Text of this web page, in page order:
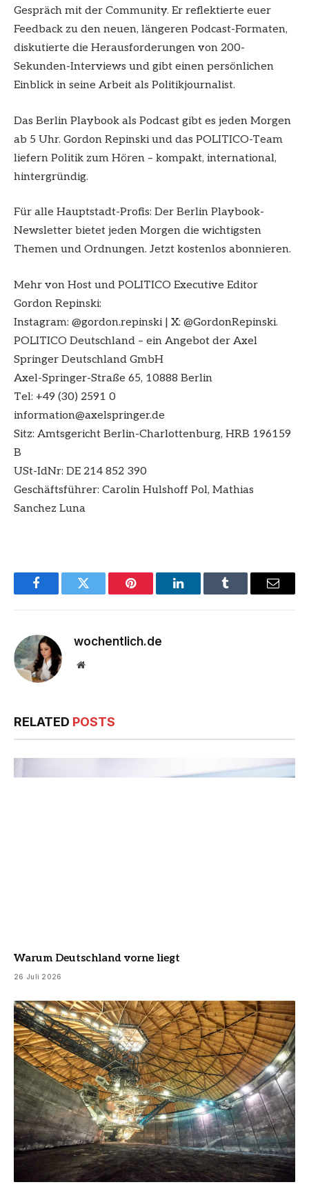
Gespräch mit der Community. Er reflektierte euer
Feedback zu den neuen, längeren Podcast-Formaten,
diskutierte die Herausforderungen von 200-
Sekunden-Interviews und gibt einen persönlichen
Einblick in seine Arbeit als Politikjournalist.
Das Berlin Playbook als Podcast gibt es jeden Morgen
ab 5 Uhr. Gordon Repinski und das POLITICO-Team
liefern Politik zum Hören – kompakt, international,
hintergründig.
Für alle Hauptstadt-Profis: Der Berlin Playbook-
Newsletter bietet jeden Morgen die wichtigsten
Themen und Ordnungen. ⁠Jetzt kostenlos abonnieren.⁠
Mehr von Host und POLITICO Executive Editor
Gordon Repinski:
Instagram: ⁠@gordon.repinski⁠ | X: ⁠@GordonRepinski⁠.
POLITICO Deutschland – ein Angebot der Axel
Springer Deutschland GmbH
Axel-Springer-Straße 65, 10888 Berlin
Tel: +49 (30) 2591 0
information@axelspringer.de
Sitz: Amtsgericht Berlin-Charlottenburg, HRB 196159
B
USt-IdNr: DE 214 852 390
Geschäftsführer: Carolin Hulshoff Pol, Mathias
Sanchez Luna
FacebookTwitter Pinterest LinkedInTumblr Email
wochentlich.de
Website
RELATED POSTS
Warum Deutschland vorne liegt
26 Juli 2026